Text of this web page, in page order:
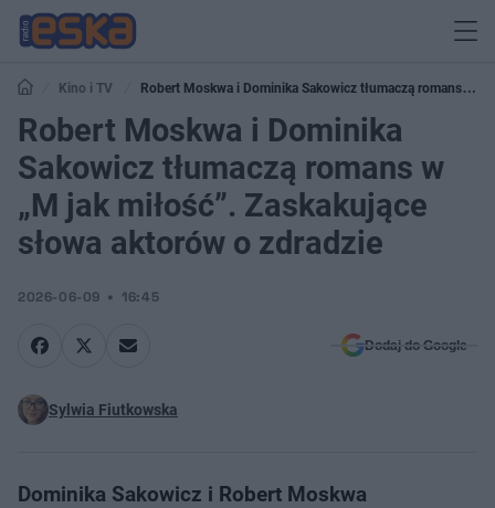
Kino i TV
Robert Moskwa i Dominika Sakowicz tłumaczą romans w
„M jak miłość”. Zaskakujące słowa aktorów o zdradzie
Robert Moskwa i Dominika
Sakowicz tłumaczą romans w
„M jak miłość”. Zaskakujące
słowa aktorów o zdradzie
2026-06-09 16:45
Dodaj do Google
Sylwia Fiutkowska
Dominika Sakowicz i Robert Moskwa